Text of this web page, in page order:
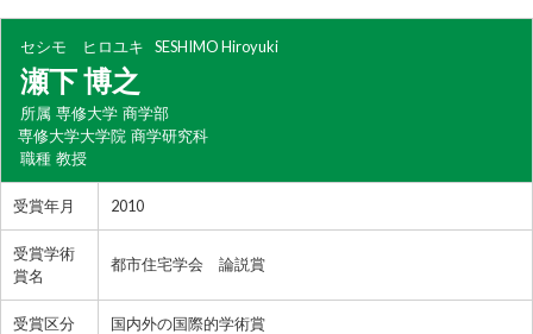
セシモ ヒロユキ SESHIMO Hiroyuki
瀬下 博之
所属 専修大学 商学部
専修大学大学院 商学研究科
職種 教授
受賞年月 2010
受賞学術
賞名
都市住宅学会 論説賞
受賞区分 国内外の国際的学術賞